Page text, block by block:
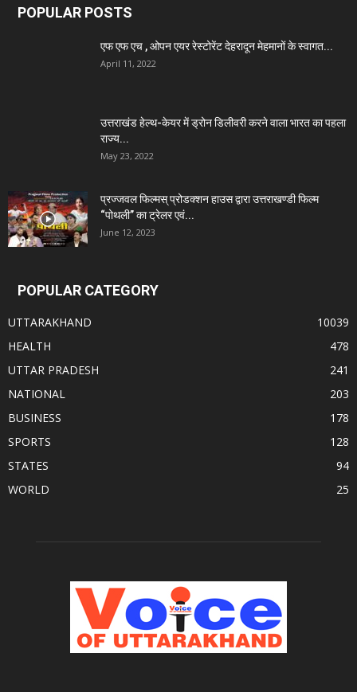
POPULAR POSTS
एफ एफ एच , ओपन एयर रेस्टोरेंट देहरादून मेहमानों के स्वागत...
April 11, 2022
उत्तराखंड हेल्थ-केयर में ड्रोन डिलीवरी करने वाला भारत का पहला
राज्य...
May 23, 2022
प्रज्जवल फिल्मस् प्रोडक्शन हाउस द्वारा उत्तराखण्डी फिल्म
“पोथली” का ट्रेलर एवं...
June 12, 2023
POPULAR CATEGORY
UTTARAKHAND
10039
HEALTH
478
UTTAR PRADESH
241
NATIONAL
203
BUSINESS
178
SPORTS
128
STATES
94
WORLD
25